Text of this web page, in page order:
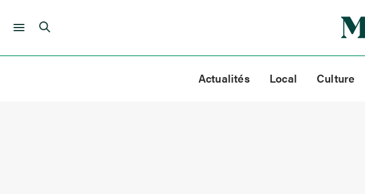
Skip
Actualités Local Culture